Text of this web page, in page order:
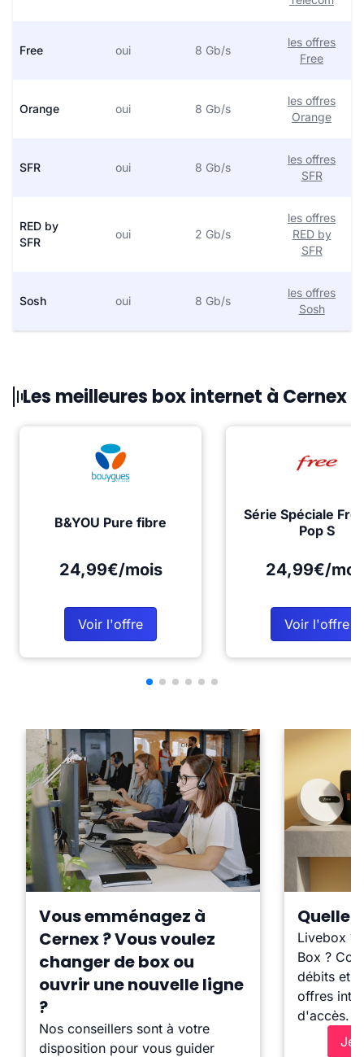
Free oui 8 Gb/s
les offres
Free
Orange oui 8 Gb/s
les offres
Orange
SFR oui 8 Gb/s
les offres
SFR
RED by
SFR
oui 2 Gb/s
les offres
RED by
SFR
Sosh oui 8 Gb/s
les offres
Sosh
Les meilleures box internet à Cernex
B&YOU Pure fibre
24,99€/mois
Voir l'offre
Série Spéciale
Pop S
24,99€/
Voir l'offre
Vous emménagez à
Cernex ? Vous voulez
changer de box ou
ouvrir une nouvelle ligne
?
Nos conseillers sont à votre
disposition pour vous guider
Quelle
Livebox ?
Box ?
débits et
offres
d'accès.
Je